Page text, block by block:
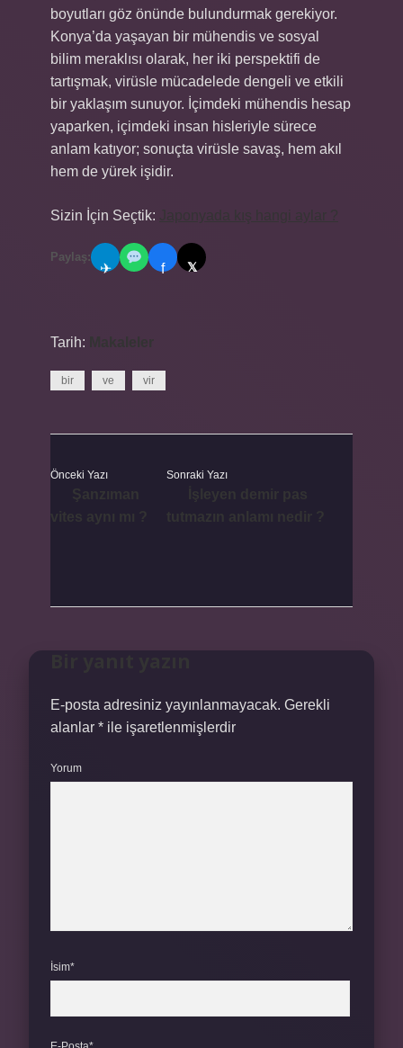
boyutları göz önünde bulundurmak gerekiyor.
Konya’da yaşayan bir mühendis ve sosyal
bilim meraklısı olarak, her iki perspektifi de
tartışmak, virüsle mücadelede dengeli ve etkili
bir yaklaşım sunuyor. İçimdeki mühendis hesap
yaparken, içimdeki insan hisleriyle sürece
anlam katıyor; sonuçta virüsle savaş, hem akıl
hem de yürek işidir.
Sizin İçin Seçtik:
Paylaş:
✈ f 𝕏
Tarih:
bir ve vir
Önceki Yazı Sonraki Yazı
E-posta adresiniz yayınlanmayacak. Gerekli
alanlar * ile işaretlenmişlerdir
Yorum
İsim*